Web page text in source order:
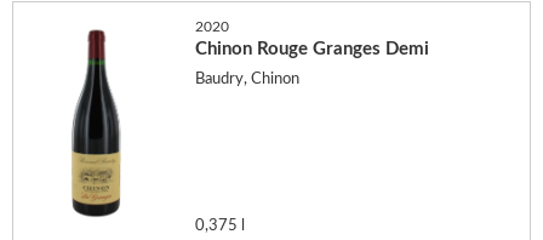
2020
Chinon Rouge Granges Demi
Baudry, Chinon
0,375 l